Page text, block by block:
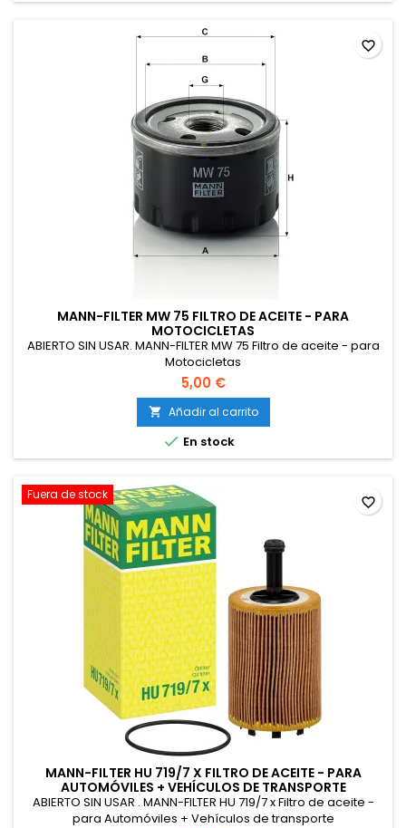
MANN-FILTER MW 75 FILTRO DE ACEITE - PARA
MOTOCICLETAS
ABIERTO SIN USAR. MANN-FILTER MW 75 Filtro de aceite - para
Motocicletas
5,00 €
 Añadir al carrito
 En stock
favorite_border
Fuera de stock
MANN-FILTER HU 719/7 X FILTRO DE ACEITE - PARA
AUTOMÓVILES + VEHÍCULOS DE TRANSPORTE
ABIERTO SIN USAR . MANN-FILTER HU 719/7 x Filtro de aceite -
para Automóviles + Vehículos de transporte
favorite_border